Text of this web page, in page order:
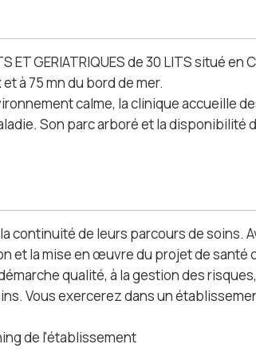
ET GERIATRIQUES de 30 LITS situé
à 75 mn du bord de mer.
calme, la clinique accueille
Son parc arboré et la disponibilité
continuité de leurs parcours de soins.
et la mise en œuvre du projet de santé
qualité, à la gestion des
Vous exercerez dans un
de l'établissement